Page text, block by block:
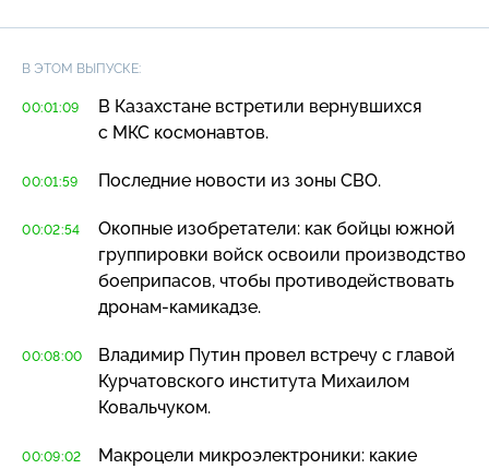
В ЭТОМ ВЫПУСКЕ:
00:01:09
В Казахстане встретили вернувшихся
с МКС космонавтов.
00:01:59 Последние новости из зоны СВО.
00:02:54
Окопные изобретатели: как бойцы южной
группировки войск освоили производство
боеприпасов, чтобы противодействовать
дронам-камикадзе.
00:08:00
Владимир Путин провел встречу с главой
Курчатовского института Михаилом
Ковальчуком.
00:09:02
Макроцели микроэлектроники: какие